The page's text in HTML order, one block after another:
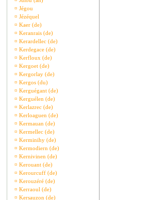
¤ Jégou
¤ Jézéquel
¤ Kaer (de)
¤ Keranrais (de)
¤ Kerardellec (de)
¤ Kerdegace (de)
¤ Kerfloux (de)
¤ Kergoet (de)
¤ Kergorlay (de)
¤ Kergos (du)
¤ Kerguégant (de)
¤ Kerguélen (de)
¤ Kerlazrec (de)
¤ Kerloaguen (de)
¤ Kermauan (de)
¤ Kermellec (de)
¤ Kerminihy (de)
¤ Kermodiern (de)
¤ Kernivinen (de)
¤ Kerouant (de)
¤ Kerourcuff (de)
¤ Kerouzéré (de)
¤ Kerraoul (de)
¤ Kersauzon (de)